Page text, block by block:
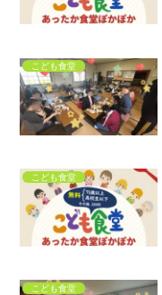
こども食堂
こども食堂
こども食堂